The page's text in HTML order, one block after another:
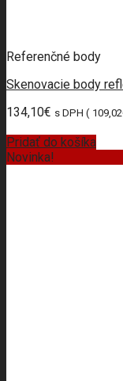
Referenčné body
Skenovacie body
134,10€ s DPH ( 109,02
Pridať do košíka
Novinka!